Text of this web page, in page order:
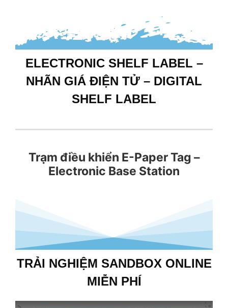
ELECTRONIC SHELF LABEL –
NHÃN GIÁ ĐIỆN TỬ – DIGITAL
SHELF LABEL
Trạm điều khiển E-Paper Tag –
Electronic Base Station
TRẢI NGHIỆM SANDBOX ONLINE
MIỄN PHÍ